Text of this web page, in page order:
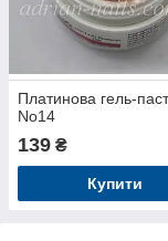
Платинова гель-
No14
139 ₴
Купити